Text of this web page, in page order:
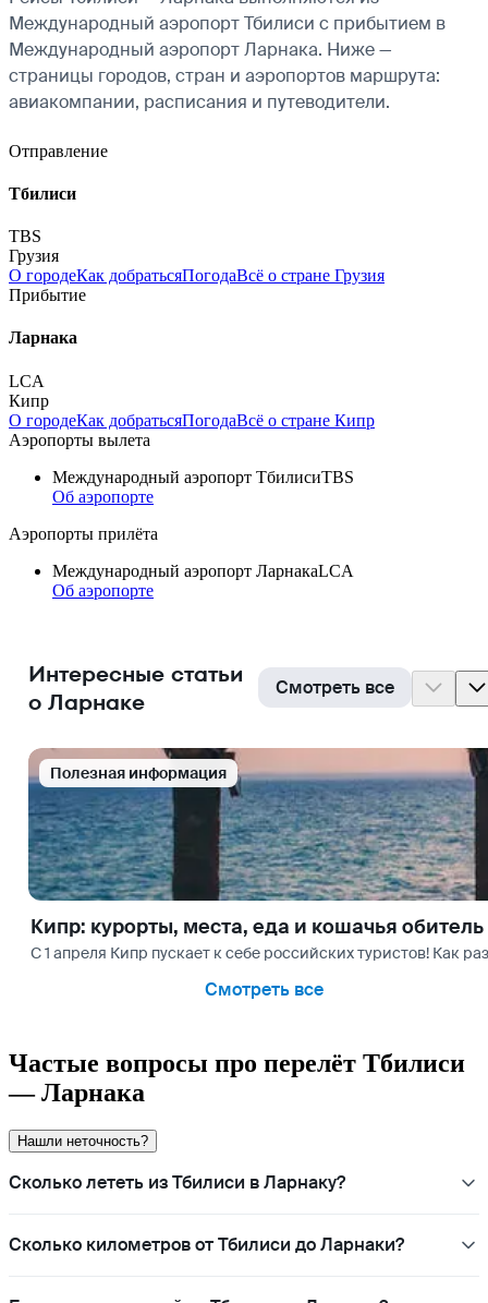
Международный аэропорт Тбилиси с прибытием в
Международный аэропорт Ларнака. Ниже —
страницы городов, стран и аэропортов маршрута:
авиакомпании, расписания и путеводители.
Отправление
Тбилиси
TBS
Грузия
О городеКак добратьсяПогодаВсё о стране Грузия
Прибытие
Ларнака
LCA
Кипр
О городеКак добратьсяПогодаВсё о стране Кипр
Аэропорты вылета
Международный аэропорт ТбилисиTBS
Об аэропорте
Аэропорты прилёта
Международный аэропорт ЛарнакаLCA
Об аэропорте
Интересные статьи
о Ларнаке
Смотреть все
Полезная информация
Кипр: курорты, места, еда и кошачья
С 1 апреля Кипр пускает к себе российских туристов! Как
Смотреть все
Частые вопросы про перелёт Тбилиси
— Ларнака
Нашли неточность?
Сколько лететь из Тбилиси в Ларнаку?
Сколько километров от Тбилиси до Ларнаки?